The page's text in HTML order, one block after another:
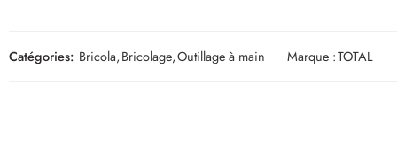
Catégories: Bricola,Bricolage,Outillage à main Marque :TOTAL